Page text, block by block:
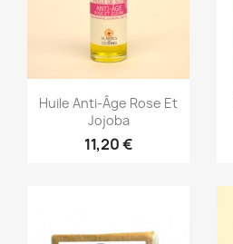
Aperçu rapide
Huile Anti-Âge Rose Et
Jojoba
11,20 €